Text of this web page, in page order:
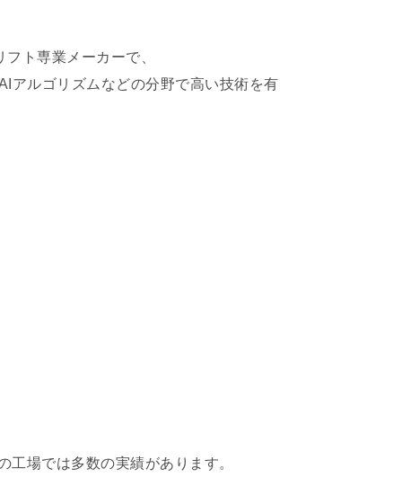
ト専業メーカーで、
アルゴリズムなどの分野で高い技術を有
場では多数の実績があります。